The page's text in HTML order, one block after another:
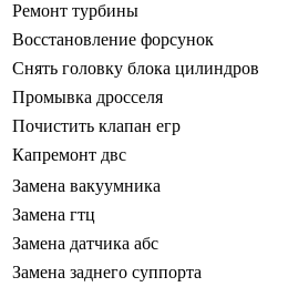
Ремонт турбины
Восстановление форсунок
Снять головку блока цилиндров
Промывка дросселя
Почистить клапан егр
Капремонт двс
Замена вакуумника
Замена гтц
Замена датчика абс
Замена заднего суппорта